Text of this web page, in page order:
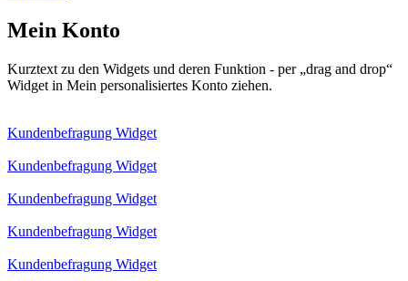
Mein Konto
Kurztext zu den Widgets und deren Funktion - per „drag and drop“
Widget in Mein personalisiertes Konto ziehen.
Kundenbefragung Widget
Kundenbefragung Widget
Kundenbefragung Widget
Kundenbefragung Widget
Kundenbefragung Widget